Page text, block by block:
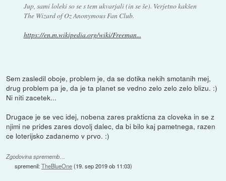
Jup, sami loleki so se s tem ukvarjali (in se še). Verjetno kakšen
The Wizard of Oz Anonymous Fan Club.
https://en.m.wikipedia.org/wiki/Freeman...
Sem zasledil oboje, problem je, da se dotika nekih smotanih mej,
drug problem pa je, da je ta planet se vedno zelo zelo zelo blizu. :)
Ni niti zacetek...
Drugace je se vec idej, nobena zares prakticna za cloveka in se z
njimi ne prides zares dovolj dalec, da bi bilo kaj pametnega, razen
ce loterijsko zadanemo v prvo. :)
Zgodovina sprememb…
spremenil:TheBlueOne(19. sep 2019 ob 11:03)